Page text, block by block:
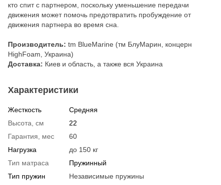
кто спит с партнером, поскольку уменьшение передачи
движения может помочь предотвратить пробуждение от
движения партнера во время сна.
Производитель: tm BlueMarine (тм БлуМарин, концерн
HighFoam, Украина)
Доставка: Киев и область, а также вся Украина
Характеристики
Жесткость
Средняя
Высота, см
22
Гарантия, мес
60
Нагрузка
до 150 кг
Тип матраса
Пружинный
Тип пружин
Независимые пружины